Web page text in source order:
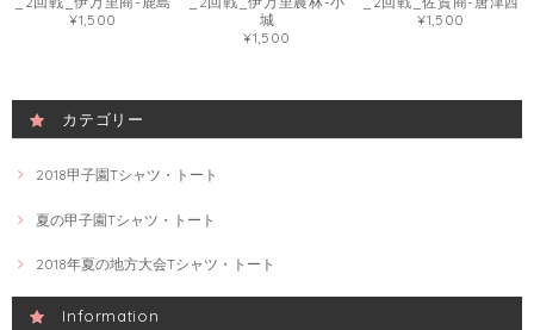
¥1,500
城
¥1,500
¥1,500
カテゴリー
2018甲子園Tシャツ・トート
夏の甲子園Tシャツ・トート
2018年夏の地方大会Tシャツ・トート
Information